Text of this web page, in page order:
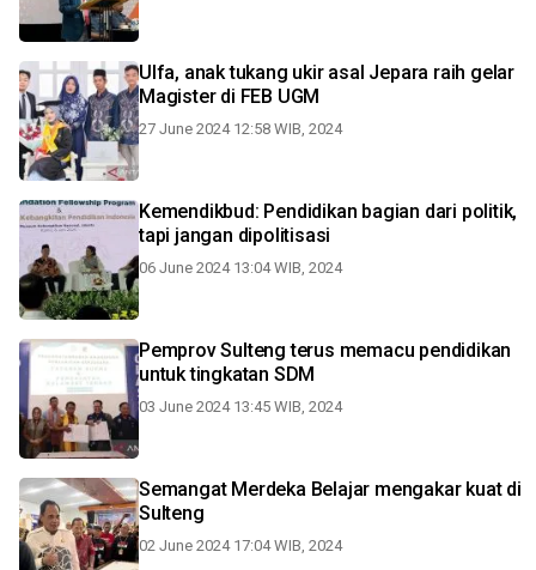
Ulfa, anak tukang ukir asal Jepara raih gelar
Magister di FEB UGM
27 June 2024 12:58 WIB, 2024
Kemendikbud: Pendidikan bagian dari politik,
tapi jangan dipolitisasi
06 June 2024 13:04 WIB, 2024
Pemprov Sulteng terus memacu pendidikan
untuk tingkatan SDM
03 June 2024 13:45 WIB, 2024
Semangat Merdeka Belajar mengakar kuat di
Sulteng
02 June 2024 17:04 WIB, 2024